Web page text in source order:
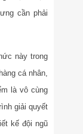
cần phải
này trong
cá nhân,
là vô cùng
giải quyết
kế đội ngũ